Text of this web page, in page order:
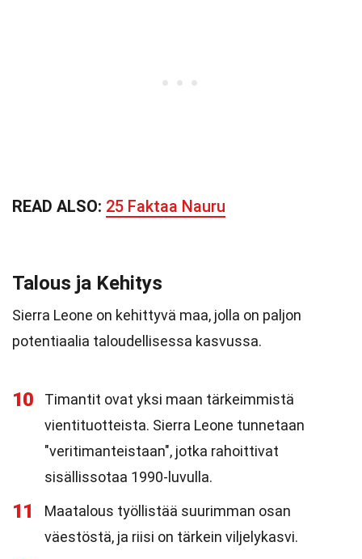
READ ALSO: 25 Faktaa Nauru
Talous ja Kehitys
Sierra Leone on kehittyvä maa, jolla on paljon
potentiaalia taloudellisessa kasvussa.
10
Timantit ovat yksi maan tärkeimmistä
vientituotteista. Sierra Leone tunnetaan
"veritimanteistaan", jotka rahoittivat
sisällissotaa 1990-luvulla.
11
Maatalous työllistää suurimman osan
väestöstä, ja riisi on tärkein viljelykasvi.